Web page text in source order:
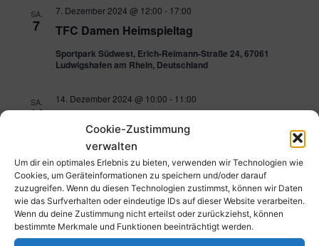
Cookie-Zustimmung
verwalten
Um dir ein optimales Erlebnis zu bieten, verwenden wir Technologien wie
Cookies, um Geräteinformationen zu speichern und/oder darauf
zuzugreifen. Wenn du diesen Technologien zustimmst, können wir Daten
wie das Surfverhalten oder eindeutige IDs auf dieser Website verarbeiten.
Wenn du deine Zustimmung nicht erteilst oder zurückziehst, können
bestimmte Merkmale und Funktionen beeinträchtigt werden.
SA.
7 TFC Damen Heimspieltag
7. Dezember 2024 @ 12:00 - 17:00
Sportpark Südwest, Erich-Reimann-Straße 24, 67061
Ludwigshafen am Rhein, Deutschland
SA.
14
14. Dezember 2024 @ 10:00 - 11:00
Parkstraße 43, 67061 Ludwigshafen am Rhein, Deutschland
SA.
21 Lions Award
21. Dezember 2024 @ 17:00-20:00
Januar 2025